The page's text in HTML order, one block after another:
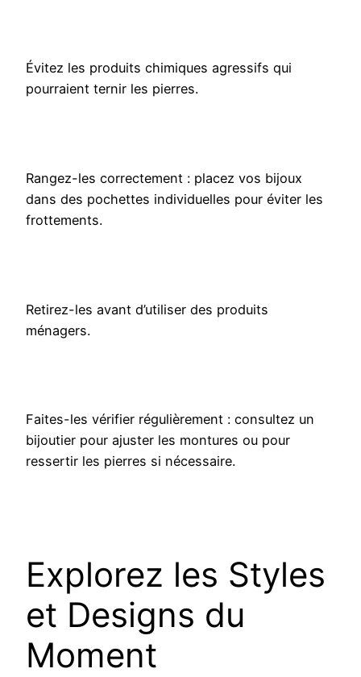
Évitez les produits chimiques agressifs qui
pourraient ternir les pierres.
Rangez-les correctement : placez vos bijoux
dans des pochettes individuelles pour éviter les
frottements.
Retirez-les avant d’utiliser des produits
ménagers.
Faites-les vérifier régulièrement : consultez un
bijoutier pour ajuster les montures ou pour
ressertir les pierres si nécessaire.
Explorez les Styles
et Designs du
Moment